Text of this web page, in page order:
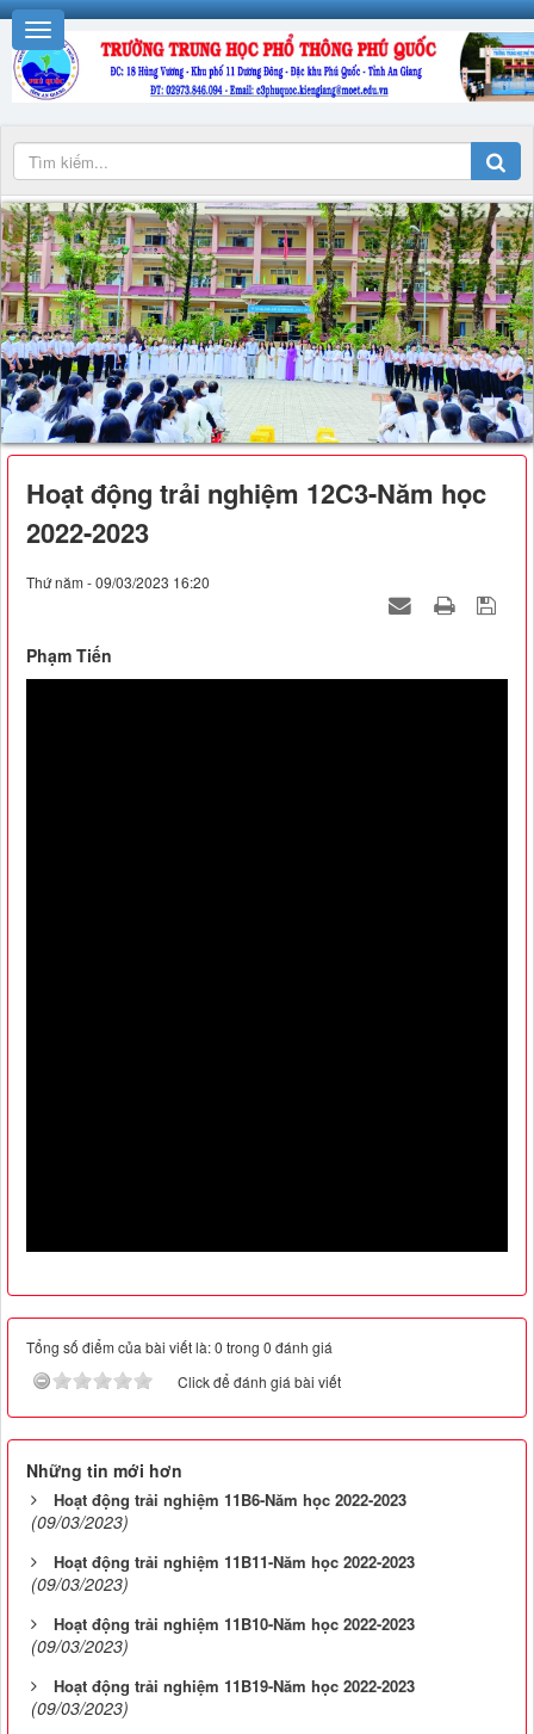
Hoạt động trải nghiệm 12C3-Năm học
2022-2023
Thứ năm - 09/03/2023 16:20
Phạm Tiến
Tổng số điểm của bài viết là: 0 trong 0 đánh giá
Click để đánh giá bài viết
Những tin mới hơn
Hoạt động trải nghiệm 11B6-Năm học 2022-2023
(09/03/2023)
Hoạt động trải nghiệm 11B11-Năm học 2022-2023
(09/03/2023)
Hoạt động trải nghiệm 11B10-Năm học 2022-2023
(09/03/2023)
Hoạt động trải nghiệm 11B19-Năm học 2022-2023
(09/03/2023)